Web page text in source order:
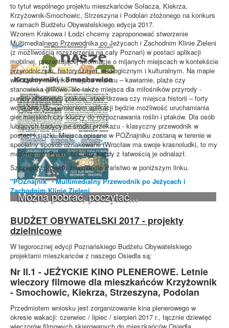
Można pobrać, poczytać...
to tytuł wspólnego projektu mieszkańców Sołacza, Kiekrza,
Krzyżownik-Smochowic, Strzeszyna i Podolan złożonego na konkurs
w ramach Budżetu Obywatelskiego edycja 2017.
Wzorem Krakowa i Łodzi chcemy zaproponować stworzenie
Multimedialnego Przewodnika po Jeżycach i Zachodnim Klinie Zieleni
(z możliwością rozszerzenia na cały Poznań) w postaci aplikacji
mobilnej, prezentującej informacje o mijanych miejscach w kontekście
przyrodniczym, historycznym, ekologicznym i kulturalnym. Na mapie
wskażemy nie tylko miejsca relaksu – kawiarnie, plaże czy
stanowiska grillowe, ale także miejsca dla miłośników przyrody -
punkty obserwacji ptaków, stare drzewa czy miejsca historii – forty
wojskowe. Uzupełnieniem aplikacji będzie możliwość uruchamiania
gier miejskich czy kluczy do rozpoznawania roślin i ptaków. Dla osób
lubiących tradycyjne środki przekazu - klasyczny przewodnik w
postaci książki. Miejsca opisane w POZnajniku zostaną w terenie w
specjalny sposób oznakowane (Wrocław ma swoje krasnoludki, to my
możemy np. Pyrki), tak, aby każdy z łatwością je odnalazł.
Szczegóły projektu znajdziecie Państwo w poniższym linku.
"POZnajnik" - Multimedialny Przewodnik po Jeżycach i
Zachodnim Klinie Zieleni
BUDŻET OBYWATELSKI 2017 - projekty
dzielnicowe
W tegorocznej edycji Poznańskiego Budżetu Obywatelskiego
projektami mieszkańców z naszego Osiedla są:
Nr II.1 - JEŻYCKIE KINO PLENEROWE. Letnie
wieczory filmowe dla mieszkańców Krzyżownik
- Smochowic, Kiekrza, Strzeszyna, Podolan
Przedmiotem wniosku jest zorganizowanie kina plenerowego w
okresie wakacji: czerwiec / lipiec / sierpień 2017 r., łącznie dziewięć